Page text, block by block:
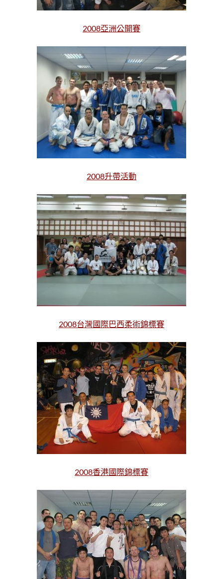
2008亞洲公開賽
2008升帶活動
2008台灣國際巴西柔術錦標賽
2008香港國際錦標賽